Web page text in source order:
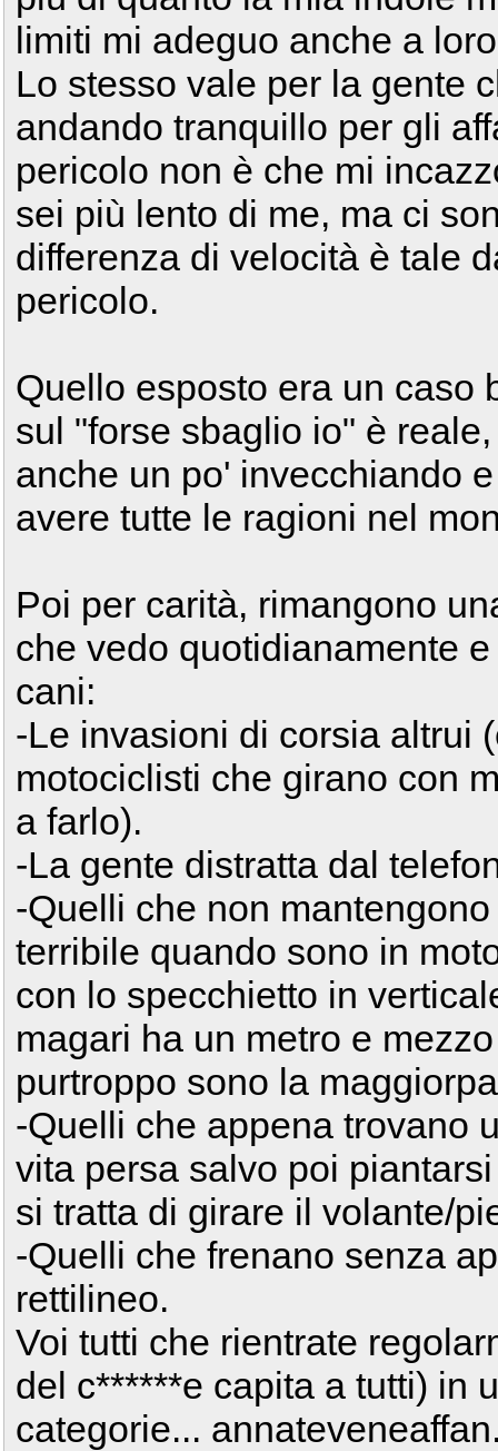
limiti mi adeguo anche a
Lo stesso vale per la gente
andando tranquillo per gli
pericolo non è che mi
sei più lento di me, ma ci
differenza di velocità è tale
pericolo.
Quello esposto era un caso
sul "forse sbaglio io" è
anche un po' invecchiando
avere tutte le ragioni nel
Poi per carità, rimangono
che vedo quotidianamente
cani:
-Le invasioni di corsia altrui
motociclisti che girano con
a farlo).
-La gente distratta dal
-Quelli che non
terribile quando sono in
con lo specchietto in
magari ha un metro e
purtroppo sono la
-Quelli che appena trovano
vita persa salvo poi
si tratta di girare il volante/
-Quelli che frenano senza
rettilineo.
Voi tutti che rientrate
del c******e capita a tutti) in
categorie...